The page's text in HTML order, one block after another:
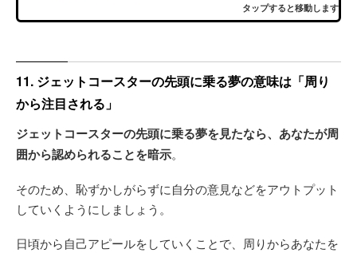
タップすると移動します
11. ジェットコースターの先頭に乗る夢の意味は「周り
から注目される」
ジェットコースターの先頭に乗る夢を見たなら、あなたが周
囲から認められることを暗示。
そのため、恥ずかしがらずに自分の意見などをアウトプット
していくようにしましょう。
日頃から自己アピールをしていくことで、周りからあなたを